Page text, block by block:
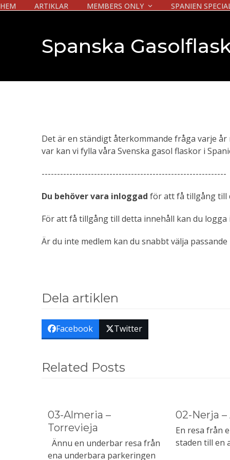
Skip
HEM ARTIKLAR MEMBERS ONLY SPANIEN
Spanska
Det är en ständigt återkommande fråga varje
var kan vi fylla våra Svenska gasol flaskor i
------------------------------------------------------------
Du behöver vara inloggad för att få tillgång till
För att få tillgång till detta innehåll kan du
Är du inte medlem kan du snabbt välja
Dela artiklen
Facebook Twitter
Related Posts
03-Almeria –
Torrevieja
Ännu en underbar resa från
ena underbara parkeringen
02-Nerja
En resa från
staden till en